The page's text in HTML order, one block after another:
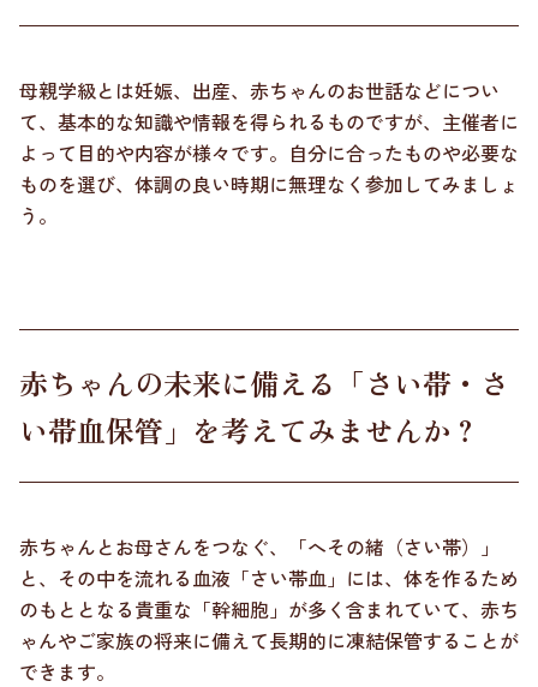
母親学級とは妊娠、出産、赤ちゃんのお世話などについ
て、基本的な知識や情報を得られるものですが、主催者に
よって目的や内容が様々です。自分に合ったものや必要な
ものを選び、体調の良い時期に無理なく参加してみましょ
う。
赤ちゃんの未来に備える「さい帯・さ
い帯血保管」を考えてみませんか？
赤ちゃんとお母さんをつなぐ、「へその緒（さい帯）」
と、その中を流れる血液「さい帯血」には、体を作るため
のもととなる貴重な「幹細胞」が多く含まれていて、赤ち
ゃんやご家族の将来に備えて長期的に凍結保管することが
できます。